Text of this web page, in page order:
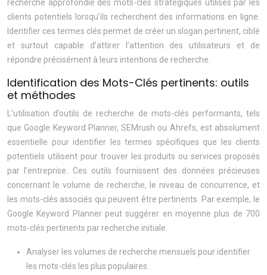
recherche approfondie des mots-clés stratégiques utilisés par les
clients potentiels lorsqu’ils recherchent des informations en ligne.
Identifier ces termes clés permet de créer un slogan pertinent, ciblé
et surtout capable d’attirer l’attention des utilisateurs et de
répondre précisément à leurs intentions de recherche.
Identification des Mots-Clés pertinents: outils
et méthodes
L’utilisation d’outils de recherche de mots-clés performants, tels
que Google Keyword Planner, SEMrush ou Ahrefs, est absolument
essentielle pour identifier les termes spécifiques que les clients
potentiels utilisent pour trouver les produits ou services proposés
par l’entreprise. Ces outils fournissent des données précieuses
concernant le volume de recherche, le niveau de concurrence, et
les mots-clés associés qui peuvent être pertinents. Par exemple, le
Google Keyword Planner peut suggérer en moyenne plus de 700
mots-clés pertinents par recherche initiale.
Analyser les volumes de recherche mensuels pour identifier
les mots-clés les plus populaires.